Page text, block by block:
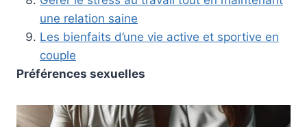
une relation saine
Les bienfaits d’une vie active et sportive en
couple
Préférences sexuelles